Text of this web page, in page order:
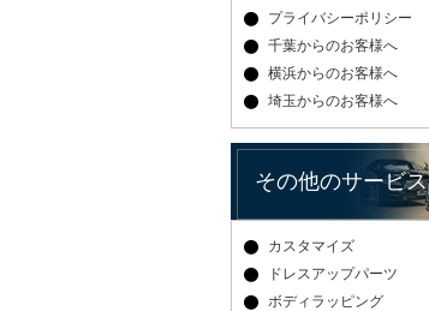
プライバシーポリシー
千葉からのお客様へ
横浜からのお客様へ
埼玉からのお客様へ
その他のサービス
カスタマイズ
ドレスアップパーツ
ボディラッピング